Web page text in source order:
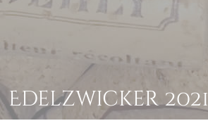
Edelzwicker 2021